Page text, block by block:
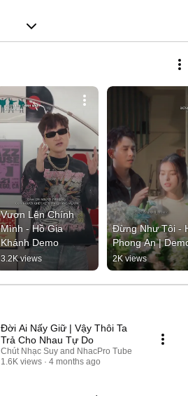
Vươn Lên Chính
Mình - Hồ Gia
Khánh Demo
3.2K views
Đừng Như Tôi -
Phong An |
2K views
Đời Ai Nấy Giữ | Vậy Thôi Ta
Trả Cho Nhau Tự Do
Chút Nhạc Suy and NhacPro Tube
1.6K views
4 months ago